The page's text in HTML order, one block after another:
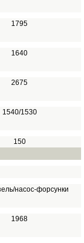
1795
1640
2675
1540/1530
150
насос-форсунки
1968